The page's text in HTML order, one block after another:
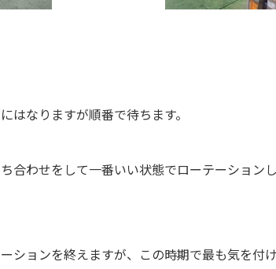
はなりますが順番で待ちます。
合わせをして一番いい状態でローテーション
ションを終えますが、この時期で最も気を付